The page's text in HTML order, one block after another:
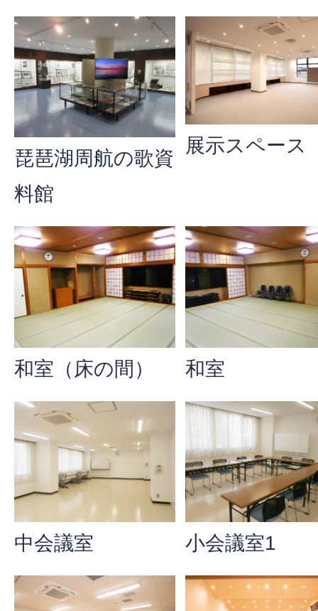
琵琶湖周航の歌資
料館
展示スペース
和室（床の間） 和室
中会議室 小会議室1